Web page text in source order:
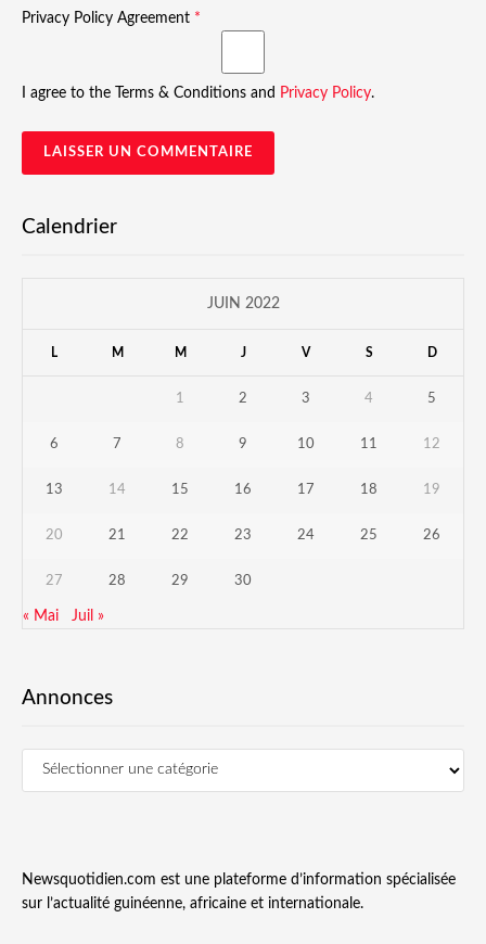
Privacy Policy Agreement *
I agree to the Terms & Conditions and Privacy Policy.
Calendrier
JUIN 2022
L M M J V S D
1 2 3 4 5
6 7 8 9 10 11 12
13 14 15 16 17 18 19
20 21 22 23 24 25 26
27 28 29 30
« Mai Juil »
Annonces
Newsquotidien.com est une plateforme d’information spécialisée
sur l’actualité guinéenne, africaine et internationale.